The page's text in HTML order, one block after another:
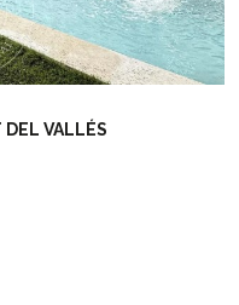
DEL VALLÉS